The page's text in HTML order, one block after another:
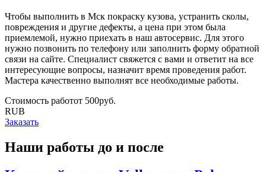
Чтобы выполнить в Мск покраску кузова, устранить сколы,
повреждения и другие дефекты, а цена при этом была
приемлемой, нужно приехать в наш автосервис. Для этого
нужно позвонить по телефону или заполнить форму обратной
связи на сайте. Специалист свяжется с вами и ответит на все
интересующие вопросы, назначит время проведения работ.
Мастера качественно выполнят все необходимые работы.
Стоимость работoт 500руб.
RUB
Заказать
Наши работы до и после